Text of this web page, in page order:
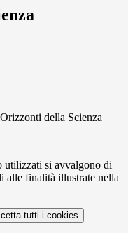
della Scienza
utilizzati si avvalgono di
alle finalità illustrate nella
tutti i cookies